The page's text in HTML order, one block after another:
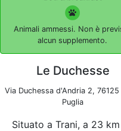
Animali ammessi. Non è
alcun supplemento.
Le Duchesse
Via Duchessa d'Andria 2, 76125
Puglia
Situato a Trani, a 23